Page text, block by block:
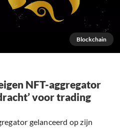
Blockchain
NFT-aggregator
voor trading
gelanceerd op zijn